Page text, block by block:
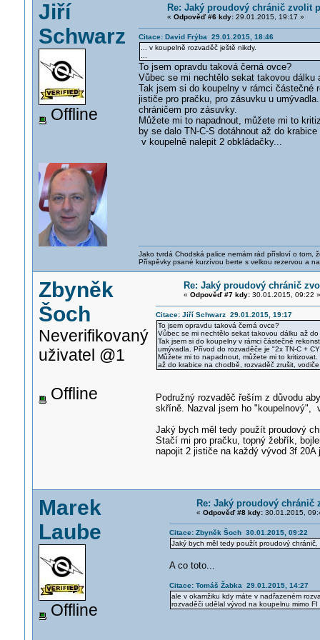
Jiří
Schwarz
Offline
Re: Jaký proudový chránič zvolit
« Odpověď #6 kdy:29.01.2015, 19:17 »
Citace: David Frýba 29.01.2015, 18:46
... v koupelně rozvaděč ještě nikdy.
To jsem opravdu taková černá ovce?
Vůbec se mi nechtělo sekat takovou dálku
Tak jsem si do koupelny v rámci částečné
jističe pro pračku, pro zásuvku u
chráničem pro zásuvky.
Můžete mi to napadnout, můžete mi to
by se dalo TN-C-S dotáhnout až do
v koupelně nalepit 2 obkládačky...
Jako tvrdá Chodská palice nemám rád přísloví o tom,
Příspěvky psané kurzívou berte s velkou rezervou a
Zbyněk
Šoch
Neverifikovaný
uživatel @1
Offline
Re: Jaký proudový chránič
« Odpověď #7 kdy:30.01.2015, 09:22 »
Citace: Jiří Schwarz 29.01.2015, 19:17
To jsem opravdu taková černá ovce?
Vůbec se mi nechtělo sekat takovou dálku až
Tak jsem si do koupelny v rámci částečné
umývadla. Přívod do rozvaděče je "2x TN-C +
Můžete mi to napadnout, můžete mi to
až do krabice na chodbě, rozvaděč zrušit,
Podružný rozvaděč řeším z důvodu
skříně. Nazval jsem ho "koupelnový",
Jaký bych měl tedy použít proudový
Stačí mi pro pračku, topný žebřík,
napojit 2 jističe na každý vývod 3f 20A
Marek
Laube
Offline
Re: Jaký proudový
« Odpověď #8 kdy:30.01.2015,
Citace: Zbyněk Šoch 30.01.2015, 09:22
Jaký bych měl tedy použít proudový
A co toto...
Citace: Tomáš Žabka 29.01.2015, 14:27
ale v okamžiku kdy máte v nadřazeném
rozvaděči udělal vývod na koupelnu mimo